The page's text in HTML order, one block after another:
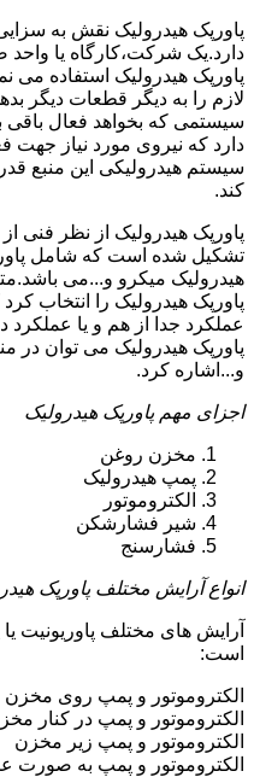
پاورپک هیدرولیک نقش به
دارد.یک شرکت،کارگاه یا واحد
پاورپک هیدرولیک استفاده می
لازم را به دیگر قطعات دیگر
سیستمی که بخواهد فعال باقی
دارد که نیروی مورد نیاز جهت
سیستم هیدرولیکی این منبع
کند.
پاورپک هیدرولیک از نظر فنی
تشکیل شده است که شامل
هیدرولیک میکرو و...می
پاورپک هیدرولیک را انتخاب
عملکرد جدا از هم و یا عملکرد
پاورپک هیدرولیک می توان در
و...اشاره کرد.
اجزای مهم پاورپک هیدرولیک
مخزن روغن
پمپ هیدرولیک
الکتروموتور
شیر فشارشکن
فشارسنج
انواع آرایش مختلف پاورپک
آرایش های مختلف پاوریونیت
است:
الکتروموتور و پمپ روی مخزن
الکتروموتور و پمپ در کنار
الکتروموتور و پمپ زیر مخزن
الکتروموتور و پمپ به صورت